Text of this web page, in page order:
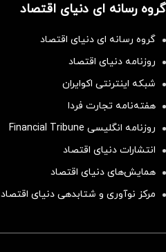
گروه رسانه ای دنیای اقتصاد
گروه رسانه ای دنیای اقتصاد
روزنامه دنیای اقتصاد
شبکه اینترنتی اکوایران
هفته‌نامه تجارت فردا
روزنامه انگلیسی Financial Tribune
انتشارات دنیای اقتصاد
همایش‌های دنیای اقتصاد
مرکز نوآوری و شتابدهی دنیای اقتصاد